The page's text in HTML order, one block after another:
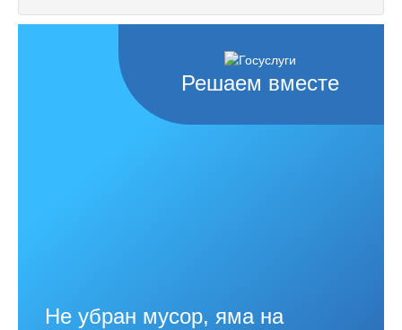
Решаем вместе
Не убран мусор, яма на